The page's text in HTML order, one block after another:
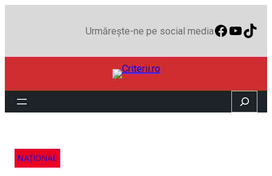
Urmărește-ne pe social media
Search
NAȚIONAL